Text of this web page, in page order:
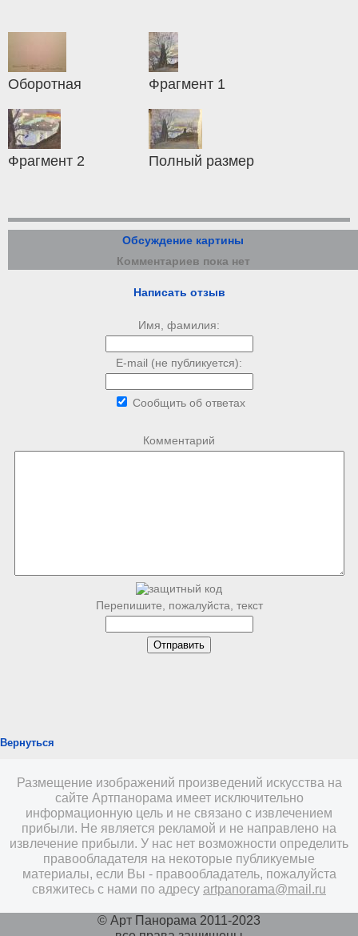
Оборотная Фрагмент 1
Фрагмент 2 Полный размер
Обсуждение картины
Комментариев пока нет
Написать отзыв
Имя, фамилия:
E-mail (не публикуется):
Сообщить об ответах
Комментарий
Перепишите, пожалуйста, текст
Вернуться
Размещение изображений произведений искусства на
сайте Артпанорама имеет исключительно
информационную цель и не связано с извлечением
прибыли. Не является рекламой и не направлено на
извлечение прибыли. У нас нет возможности определить
правообладателя на некоторые публикуемые
материалы, если Вы - правообладатель, пожалуйста
свяжитесь с нами по адресу artpanorama@mail.ru
© Арт Панорама 2011-2023